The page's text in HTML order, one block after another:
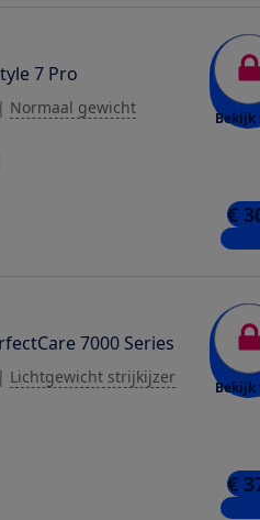
7 Pro
| Normaal gewicht
Bekijk
€
2
7000 Series
| Lichtgewicht strijkijzer
Bekijk
€
2